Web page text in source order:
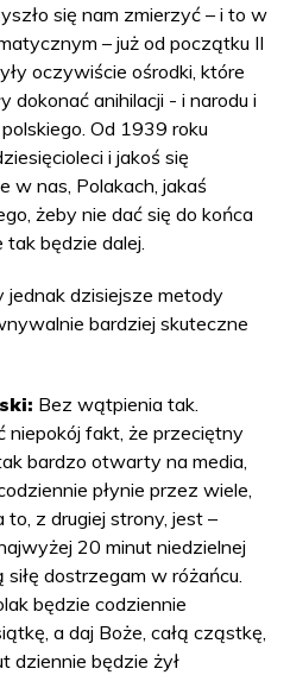
się nam zmierzyć – i to w
– już od początku II
oczywiście ośrodki, które
dokonać anihilacji - i narodu i
Od 1939 roku
i jakoś się
w nas, Polakach, jakaś
żeby nie dać się do końca
tak będzie dalej.
jednak dzisiejsze metody
bardziej skuteczne
Bez wątpienia tak.
niepokój fakt, że przeciętny
bardzo otwarty na media,
płynie przez wiele,
z drugiej strony, jest –
20 minut niedzielnej
dostrzegam w różańcu.
będzie codziennie
a daj Boże, całą cząstkę,
dziennie będzie żył